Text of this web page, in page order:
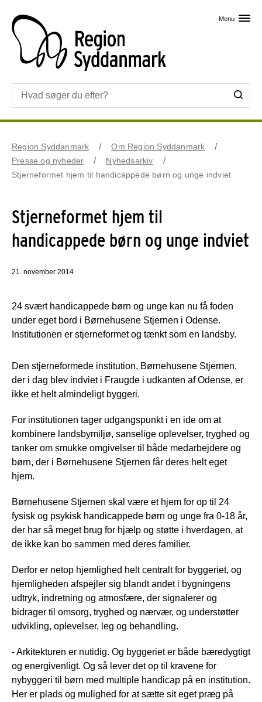
Menu
Region Syddanmark
Om Region Syddanmark
Presse og nyheder
Nyhedsarkiv
Stjerneformet hjem til handicappede børn og unge indviet
Stjerneformet hjem til
handicappede børn og unge indviet
21. november 2014
24 svært handicappede børn og unge kan nu få foden
under eget bord i Børnehusene Stjernen i Odense.
Institutionen er stjerneformet og tænkt som en landsby.
Den stjerneformede institution, Børnehusene Stjernen,
der i dag blev indviet i Fraugde i udkanten af Odense, er
ikke et helt almindeligt byggeri.
For institutionen tager udgangspunkt i en ide om at
kombinere landsbymiljø, sanselige oplevelser, tryghed og
tanker om smukke omgivelser til både medarbejdere og
børn, der i Børnehusene Stjernen får deres helt eget
hjem.
Børnehusene Stjernen skal være et hjem for op til 24
fysisk og psykisk handicappede børn og unge fra 0-18 år,
der har så meget brug for hjælp og støtte i hverdagen, at
de ikke kan bo sammen med deres familier.
Derfor er netop hjemlighed helt centralt for byggeriet, og
hjemligheden afspejler sig blandt andet i bygningens
udtryk, indretning og atmosfære, der signalerer og
bidrager til omsorg, tryghed og nærvær, og understøtter
udvikling, oplevelser, leg og behandling.
- Arkitekturen er nutidig. Og byggeriet er både bæredygtigt
og energivenligt. Og så lever det op til kravene for
nybyggeri til børn med multiple handicap på en institution.
Her er plads og mulighed for at sætte sit eget præg på